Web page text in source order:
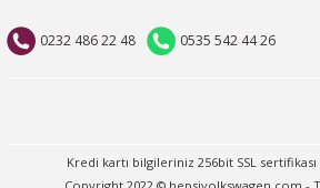
0232 486 22 48 0535 542 44 26
Kredi kartı bilgileriniz 256bit SSL